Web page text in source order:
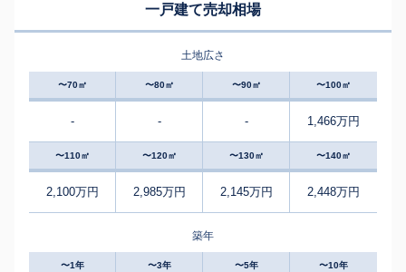
一戸建て売却相場
土地広さ
〜70㎡ 〜80㎡ 〜90㎡ 〜100㎡
- - - 1,466万円
〜110㎡ 〜120㎡ 〜130㎡ 〜140㎡
2,100万円 2,985万円 2,145万円 2,448万円
築年
〜1年 〜3年 〜5年 〜10年